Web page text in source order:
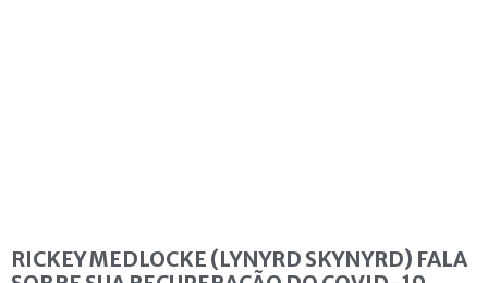
RICKEY MEDLOCKE (LYNYRD SKYNYRD) FALA